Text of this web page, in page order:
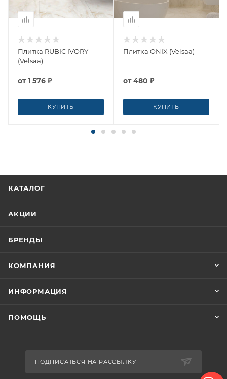
Плитка RUBIC IVORY
(Velsaa)
от1 576 ₽
КУПИТЬ
Плитка ONIX (Velsaa)
от480 ₽
КУПИТЬ
КАТАЛОГ
АКЦИИ
БРЕНДЫ
КОМПАНИЯ
ИНФОРМАЦИЯ
ПОМОЩЬ
ПОДПИСАТЬСЯ НА РАССЫЛКУ